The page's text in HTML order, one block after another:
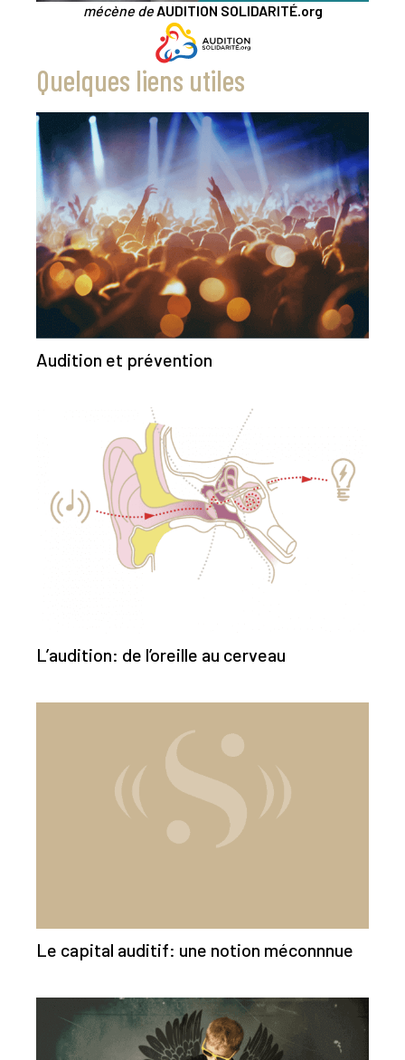
mécène deAUDITION SOLIDARITÉ.org
Quelques liens utiles
Audition et prévention
L’audition: de l’oreille au cerveau
Le capital auditif: une notion méconnnue